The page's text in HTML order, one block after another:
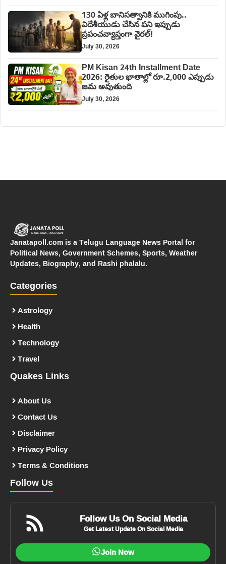
130 ఏళ్ల బానిసత్వానికి ముగింపు..
విదేశీయుడు చేసిన పని ఇప్పుడు
ప్రపంచవ్యాప్తంగా వైరల్!
July 30, 2026
PM Kisan 24th Installment Date
2026: రైతుల ఖాతాల్లో రూ.2,000 ఎప్పుడు
జమ అవుతుంది
July 30, 2026
Janatapoll.com is a Telugu Language News Portal for
Political News, Government Schemes, Sports, Weather
Updates, Biography, and Rashi phalalu.
Categories
Astrology
Health
Technology
Travel
Quakes Links
About Us
Contact Us
Disclaimer
Privacy Policy
Terms & Conditions
Follow Us
Follow Us On Social Media
Get Latest Update On Social Media
Join Now